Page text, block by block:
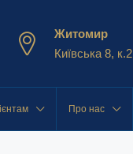
Житомир
Київська 8, к.2
Про нас